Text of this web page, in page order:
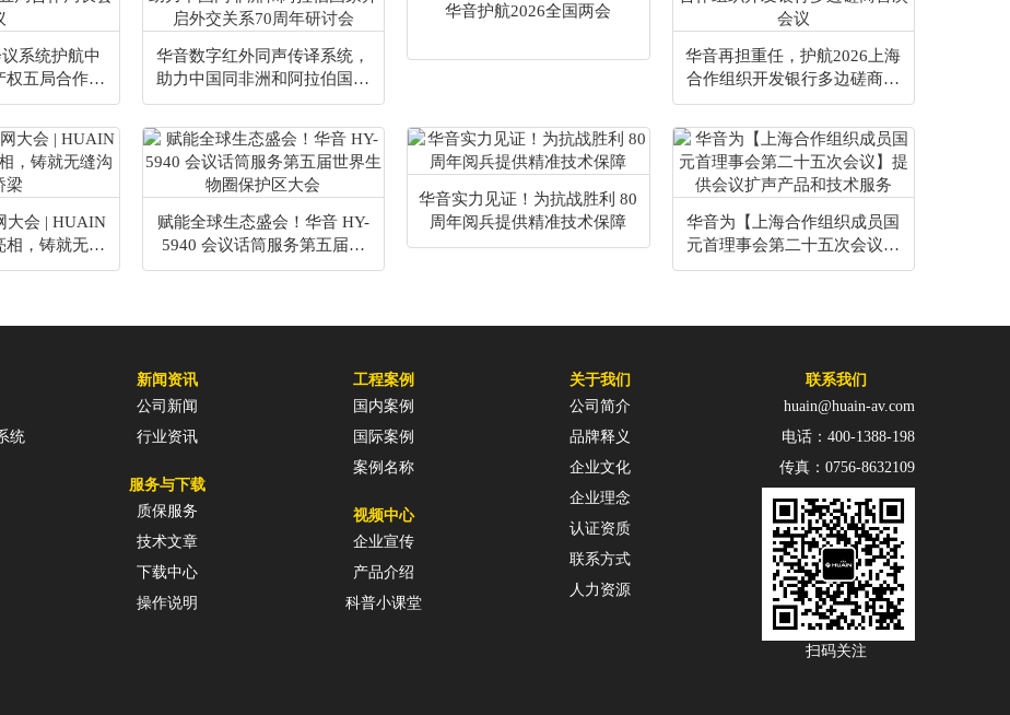
系统护航中
权五局合作局
议
华音数字红外同声传译系统，
助力中国同非洲和阿拉伯国家
开启外交关系70周年研讨会
华音护航2026全国两会
华音再担重任，护航2026上海
合作组织开发银行多边磋商首
次会议
大会 | HUAIN
相，铸就无缝
梁
赋能全球生态盛会！华音 HY-
5940 会议话筒服务第五届世
界生物圈保护区大会
华音实力见证！为抗战胜利 80
周年阅兵提供精准技术保障
华音为【上海合作组织成员国
元首理事会第二十五次会议】
提供会议扩声产品和技术服务
统
新闻资讯
公司新闻
行业资讯
服务与下载
质保服务
技术文章
下载中心
操作说明
工程案例
国内案例
国际案例
案例名称
视频中心
企业宣传
产品介绍
科普小课堂
关于我们
公司简介
品牌释义
企业文化
企业理念
认证资质
联系方式
人力资源
联系我们
huain@huain-av.com
电话：400-1388-198
传真：0756-8632109
扫码关注